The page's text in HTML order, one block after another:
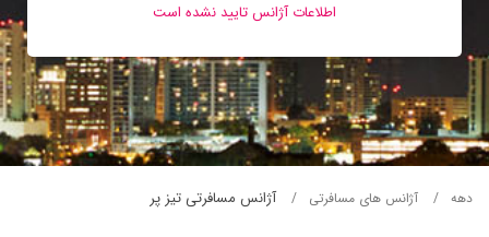
اطلاعات آژانس تایید نشده است
دهه آژانس های مسافرتی آژانس مسافرتی تيز پر